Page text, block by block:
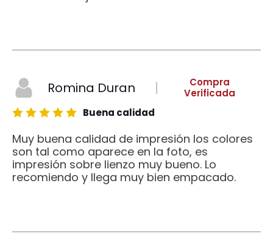
Romina Duran
Compra
Verificada
Buena calidad
Muy buena calidad de impresión los colores
son tal como aparece en la foto, es
impresión sobre lienzo muy bueno. Lo
recomiendo y llega muy bien empacado.